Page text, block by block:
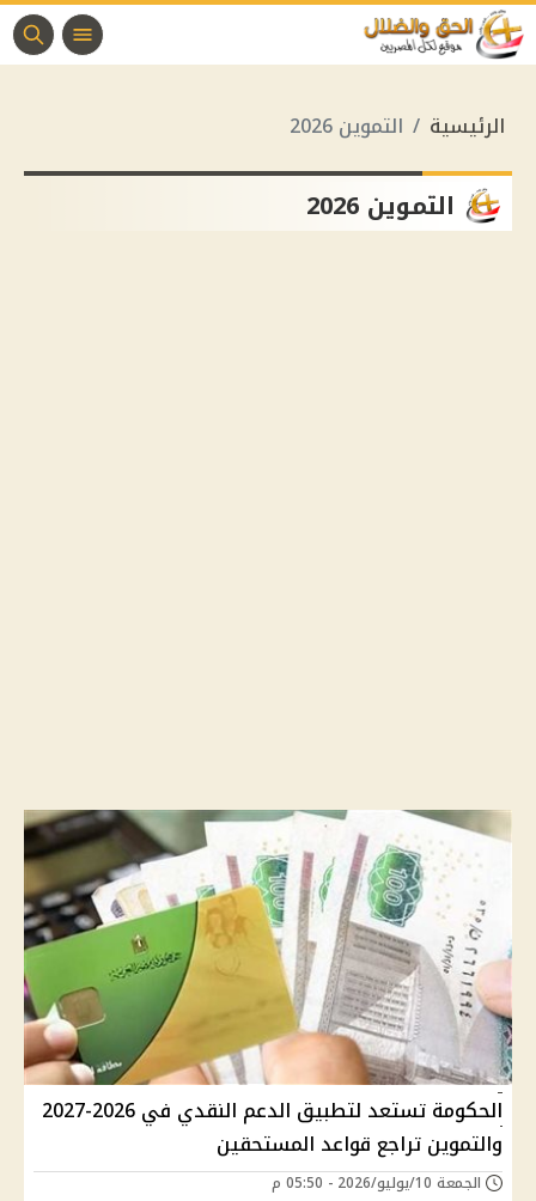
الرئيسية التموين 2026
التموين 2026
الحكومة تستعد لتطبيق الدعم النقدي في 2026-2027
والتموين تراجع قواعد المستحقين
الجمعة 10/يوليو/2026 - 05:50 م